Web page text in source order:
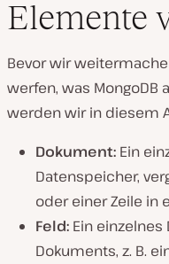
Elemente
Bevor wir
werfen, was MongoDB
werden wir in diesem
Dokument: Ein
Datenspeicher,
oder einer Zeile in
Feld: Ein
Dokuments, z. B.